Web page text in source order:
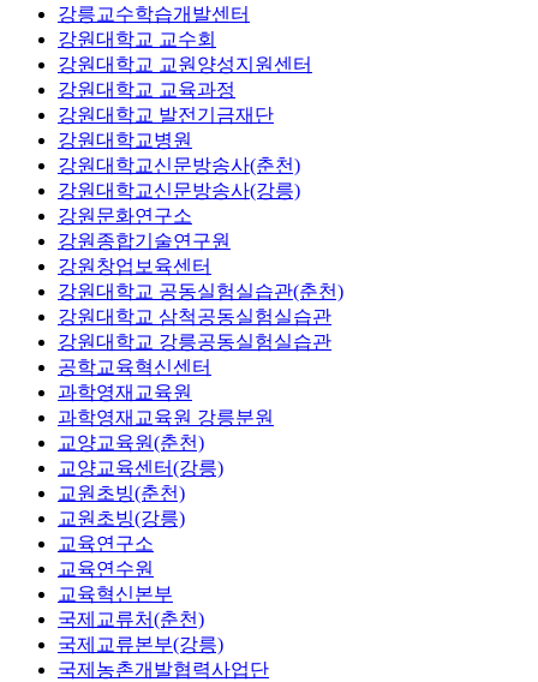
강릉교수학습개발센터
강원대학교 교수회
강원대학교 교원양성지원센터
강원대학교 교육과정
강원대학교 발전기금재단
강원대학교병원
강원대학교신문방송사(춘천)
강원대학교신문방송사(강릉)
강원문화연구소
강원종합기술연구원
강원창업보육센터
강원대학교 공동실험실습관(춘천)
강원대학교 삼척공동실험실습관
강원대학교 강릉공동실험실습관
공학교육혁신센터
과학영재교육원
과학영재교육원 강릉분원
교양교육원(춘천)
교양교육센터(강릉)
교원초빙(춘천)
교원초빙(강릉)
교육연구소
교육연수원
교육혁신본부
국제교류처(춘천)
국제교류본부(강릉)
국제농촌개발협력사업단